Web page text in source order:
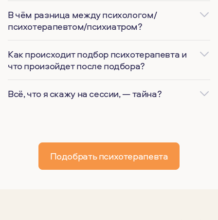
В чём разница между психологом/
психотерапевтом/психиатром?
Как происходит подбор психотерапевта и
что произойдет после подбора?
Всё, что я скажу на сессии, — тайна?
Подобрать психотерапевта